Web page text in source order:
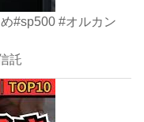
#sp500 #オルカン
託